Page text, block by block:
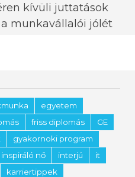
kívüli juttatások
munkavállalói jólét
egyetem
friss diplomás
GE
gyakornoki program
inspiráló nő interjú
it
karriertippek